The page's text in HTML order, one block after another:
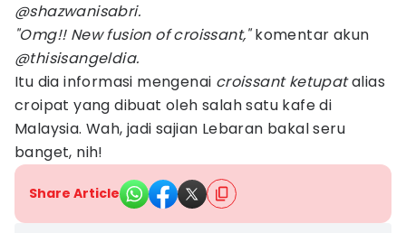
@shazwanisabri.
"Omg!! New fusion of croissant,"komentar akun
@thisisangeldia.
Itu dia informasi mengenai croissant ketupatalias
croipat yang dibuat oleh salah satu kafe di
Malaysia. Wah, jadi sajian Lebaran bakal seru
banget, nih!
Share Article